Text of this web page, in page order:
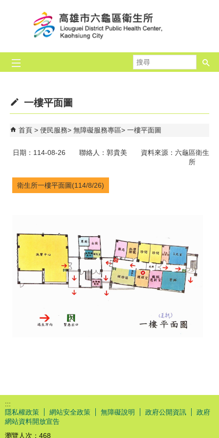
尋
一樓平面圖
首頁 便民服務 無障礙服務專區 一樓平面圖
日期：114-08-26 聯絡人：郭貴美 資料來源：六龜區衛生
所
衛生所一樓平面圖(114/8/26)
:::
隱私權政策
網站安全政策 無障礙說明 政府公開資訊
政府
網站資料開放宣告
瀏覽人次： 468